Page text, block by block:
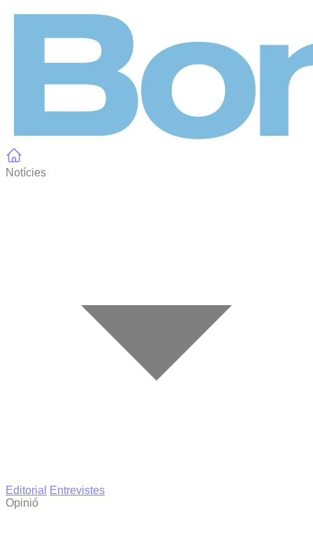
Notícies
Editorial
Entrevistes
Opinió